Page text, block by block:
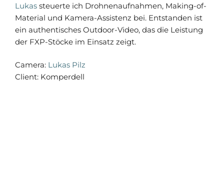
Lukas steuerte ich Drohnenaufnahmen, Making-of-
Material und Kamera-Assistenz bei. Entstanden ist
ein authentisches Outdoor-Video, das die Leistung
der FXP-Stöcke im Einsatz zeigt.
Camera: Lukas Pilz
Client: Komperdell